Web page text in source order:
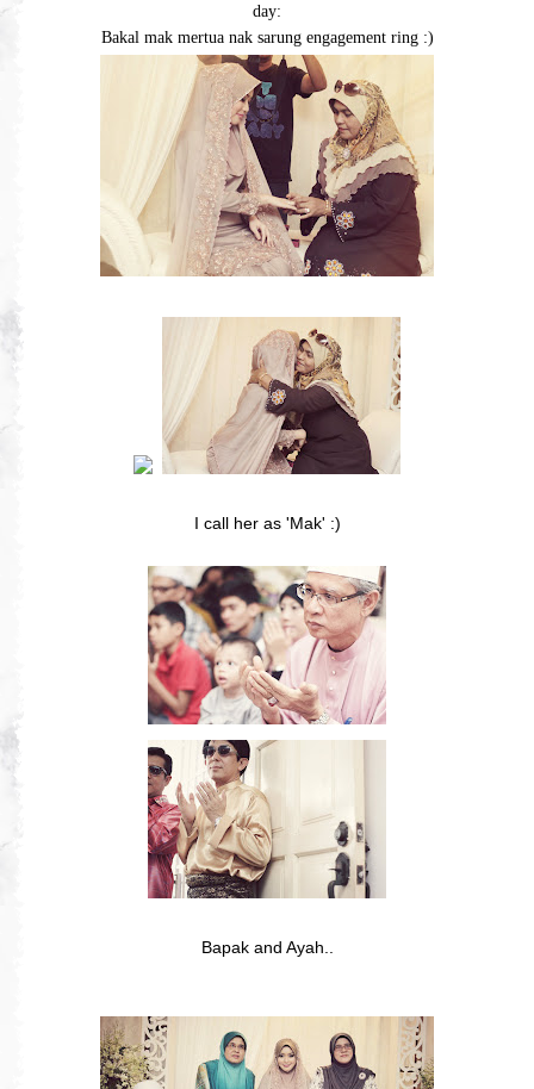
day:
Bakal mak mertua nak sarung engagement ring :)
I call her as 'Mak' :)
Bapak and Ayah..